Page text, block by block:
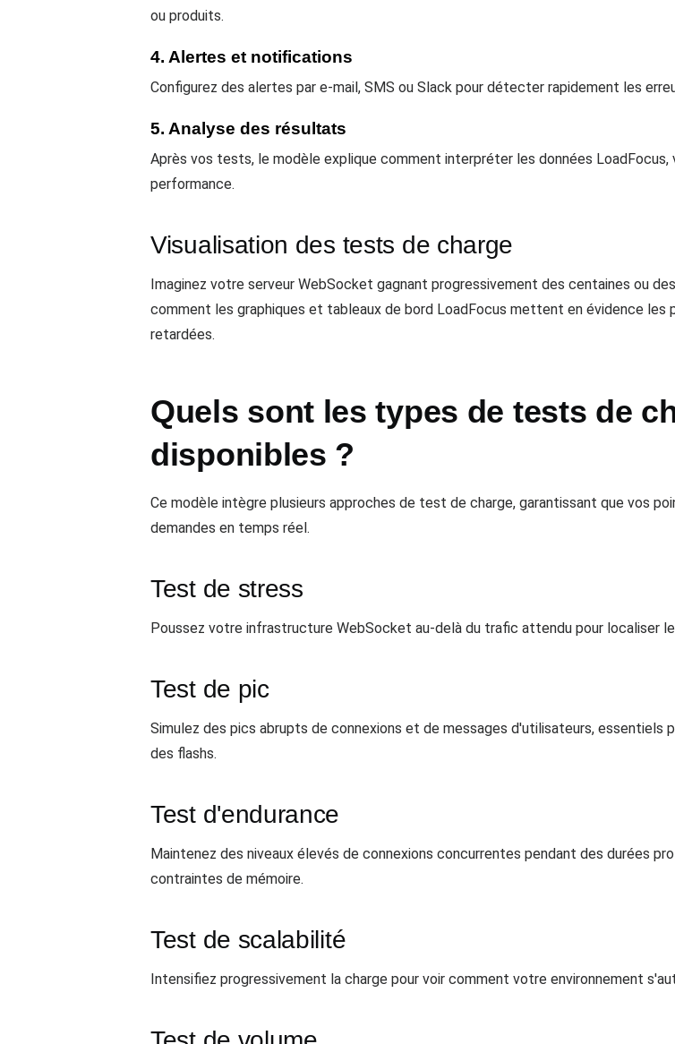
ou produits.
4. Alertes et notifications
Configurez des alertes par e-mail, SMS ou Slack pour détecter rapidement les
5. Analyse des résultats
Après vos tests, le modèle explique comment interpréter les données
performance.
Visualisation des tests de charge
Imaginez votre serveur WebSocket gagnant progressivement des centaines ou
comment les graphiques et tableaux de bord LoadFocus mettent en évidence
retardées.
Quels sont les types de tests de
disponibles ?
Ce modèle intègre plusieurs approches de test de charge, garantissant que vos
demandes en temps réel.
Test de stress
Poussez votre infrastructure WebSocket au-delà du trafic attendu pour localiser
Test de pic
Simulez des pics abrupts de connexions et de messages d'utilisateurs, essentiels
des flashs.
Test d'endurance
Maintenez des niveaux élevés de connexions concurrentes pendant des durées
contraintes de mémoire.
Test de scalabilité
Intensifiez progressivement la charge pour voir comment votre environnement